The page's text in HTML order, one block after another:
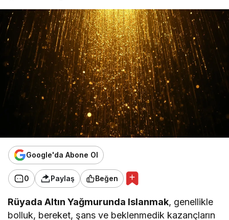
Google'da Abone Ol
0 Paylaş Beğen
Rüyada Altın Yağmurunda Islanmak, genellikle
bolluk, bereket, şans ve beklenmedik kazançların